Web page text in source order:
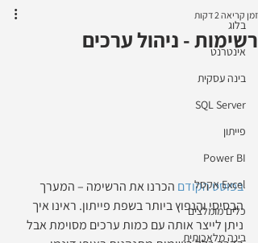
בלוג
אינטרנט
בינה עסקית
SQL Server
פייתון
Power BI
Excel אקסל
כלים מומלצים
בינה מלאכותית
רשימות - ניהול ערכים
זמן קריאה 2 דקות
בפוסט הקודם הכרנו את הרשימה – המערך
הבסיסי והנפוץ ביותר בשפת פייתון. ראינו איך
ניתן לייצר אותה עם כמות ערכים מסוימת אבל